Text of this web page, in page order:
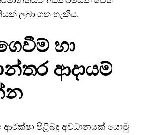
ලබා ගත හැකිය.
හා
ආදායම්
ආරක්ෂා පිළිබඳ අවධානයක් යොමු